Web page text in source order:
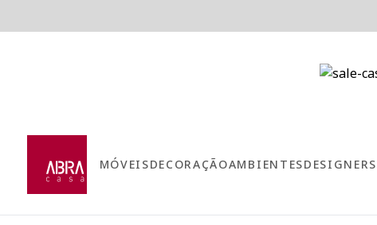
MÓVEISDECORAÇÃOAMBIENTESDESIGNERS